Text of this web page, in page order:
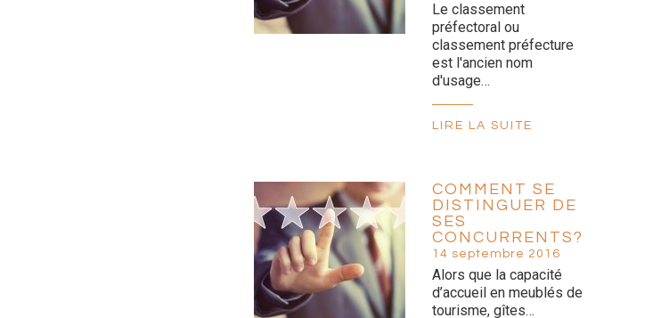
Le classement
préfectoral ou
classement préfecture
est l'ancien nom
d'usage…
LIRE LA SUITE
COMMENT SE
DISTINGUER DE
SES
CONCURRENTS?
14 septembre 2016
Alors que la capacité
d’accueil en meublés de
tourisme, gîtes…